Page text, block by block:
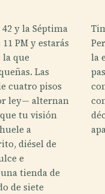
y la Séptima
PM y estarás
que
Las
cuatro pisos
ley— alternan
tu visión
a
diésel de
e
tienda de
de siete
la